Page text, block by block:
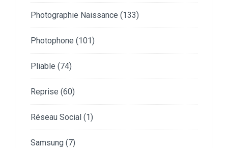
Photographie Naissance (133)
Photophone (101)
Pliable (74)
Reprise (60)
Réseau Social (1)
Samsung (7)